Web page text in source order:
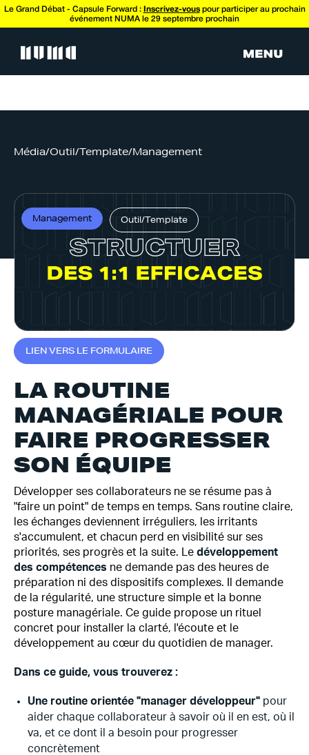
Le Grand Débat - Capsule Forward : Inscrivez-vouspour participer au prochain
événement NUMA le 29 septembre prochain
Média/Outil/Template/Management
Management Outil/Template
LIENVERS LE FORMULAIRE
LA ROUTINE
MANAGÉRIALE POUR
FAIRE PROGRESSER
SON ÉQUIPE
Développer ses collaborateurs ne se résume pas à
"faire un point" de temps en temps. Sans routine claire,
les échanges deviennent irréguliers, les irritants
s'accumulent, et chacun perd en visibilité sur ses
priorités, ses progrès et la suite. Le développement
des compétences ne demande pas des heures de
préparation ni des dispositifs complexes. Il demande
de la régularité, une structure simple et la bonne
posture managériale. Ce guide propose un rituel
concret pour installer la clarté, l'écoute et le
développement au cœur du quotidien de manager.
Dans ce guide, vous trouverez :
Une routine orientée "manager développeur" pour
aider chaque collaborateur à savoir où il en est, où il
va, et ce dont il a besoin pour progresser
concrètement